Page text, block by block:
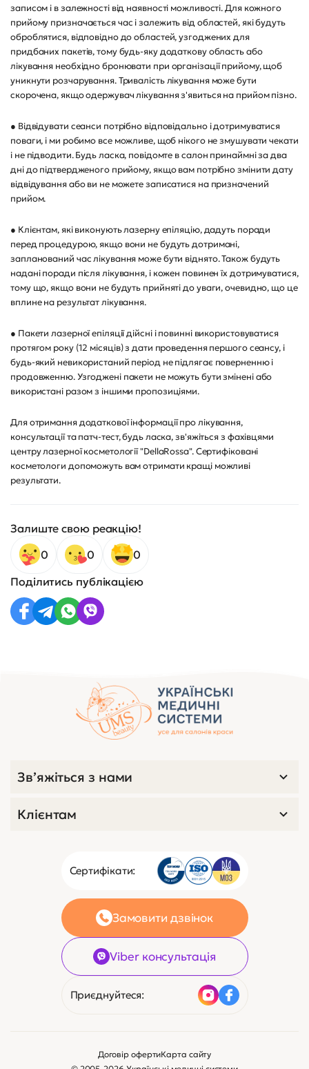
записом і в залежності від наявності можливості. Для кожного
прийому призначається час і залежить від областей, які будуть
оброблятися, відповідно до областей, узгоджених для
придбаних пакетів, тому будь-яку додаткову область або
лікування необхідно бронювати при організації прийому, щоб
уникнути розчарування. Тривалість лікування може бути
скорочена, якщо одержувач лікування з'явиться на прийом пізно.
● Відвідувати сеанси потрібно відповідально і дотримуватися
поваги, і ми робимо все можливе, щоб нікого не змушувати чекати
і не підводити. Будь ласка, повідомте в салон принаймні за два
дні до підтвердженого прийому, якщо вам потрібно змінити дату
відвідування або ви не можете записатися на призначений
прийом.
● Клієнтам, які виконують лазерну епіляцію, дадуть поради
перед процедурою, якщо вони не будуть дотримані,
запланований час лікування може бути віднято. Також будуть
надані поради після лікування, і кожен повинен їх дотримуватися,
тому що, якщо вони не будуть прийняті до уваги, очевидно, що це
вплине на результат лікування.
● Пакети лазерної епіляції дійсні і повинні використовуватися
протягом року (12 місяців) з дати проведення першого сеансу, і
будь-який невикористаний період не підлягає поверненню і
продовженню. Узгоджені пакети не можуть бути змінені або
використані разом з іншими пропозиціями.
Для отримання додаткової інформації про лікування,
консультації та патч-тест, будь ласка, зв'яжіться з фахівцями
центру лазерної косметології "DellaRossa". Сертифіковані
косметологи допоможуть вам отримати кращі можливі
результати.
Залиште свою реакцію!
0
0
0
Поділитись публікацією
Сертифікати:
Замовити дзвінок
Viber консультація
Приєднуйтеся:
Зв’яжіться з нами
Клієнтам
Договір офертиКарта сайту